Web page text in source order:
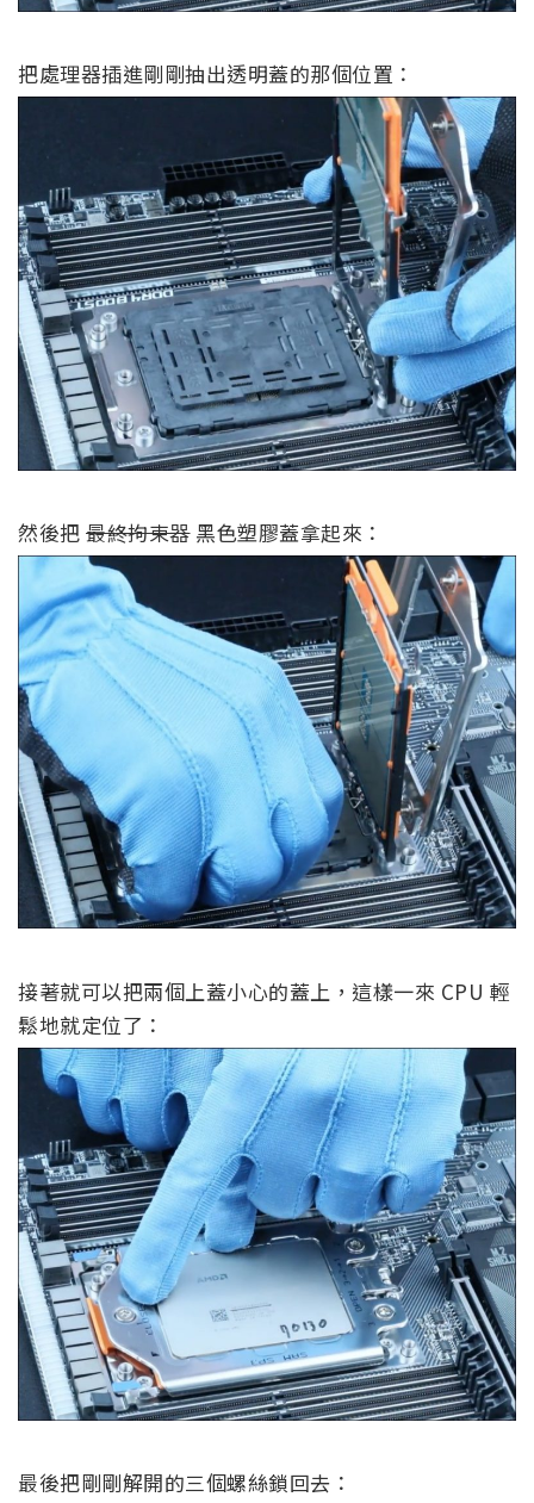
把處理器插進剛剛抽出透明蓋的那個位置：
然後把 最終拘束器黑色塑膠蓋拿起來：
接著就可以把兩個上蓋小心的蓋上，這樣一來 CPU 輕
鬆地就定位了：
最後把剛剛解開的三個螺絲鎖回去：